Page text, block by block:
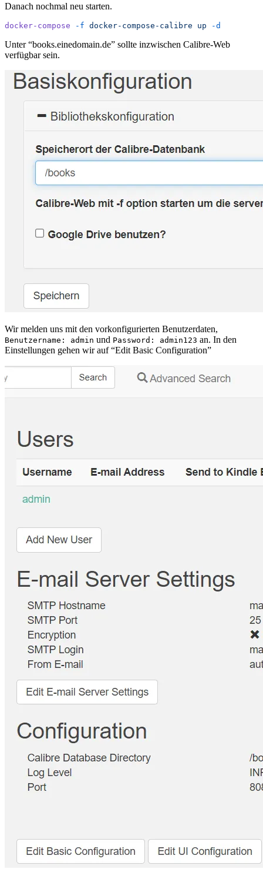
Danach nochmal neu starten.
docker-compose -f docker-compose-calibre up -d
Unter “books.einedomain.de” sollte inzwischen Calibre-Web
verfügbar sein.
Wir melden uns mit den vorkonfigurierten Benutzerdaten,
Benutzername: admin und Password: admin123 an. In den
Einstellungen gehen wir auf “Edit Basic Configuration”